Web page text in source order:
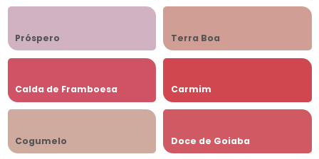
Próspero Terra Boa
Calda de Framboesa Carmim
Cogumelo Doce de Goiaba